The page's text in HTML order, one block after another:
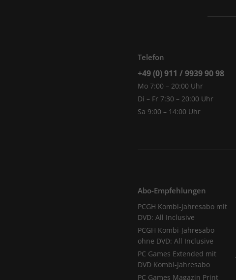
Telefon
+49 (0) 911 / 9939 90 98
Mo 7:00 – 20:00 Uhr
Di – Fr 7:30 – 20:00 Uhr
Sa 9:00 – 14:00 Uhr
Abo-Empfehlungen
PCGH Kombi-Jahresabo mit
DVD: All Inclusive
PCGH Kombi-Jahresabo
ohne DVD: All Inclusive
PC Games Extended mit
DVD Kombi-Jahresabo
PC Games Magazin Print